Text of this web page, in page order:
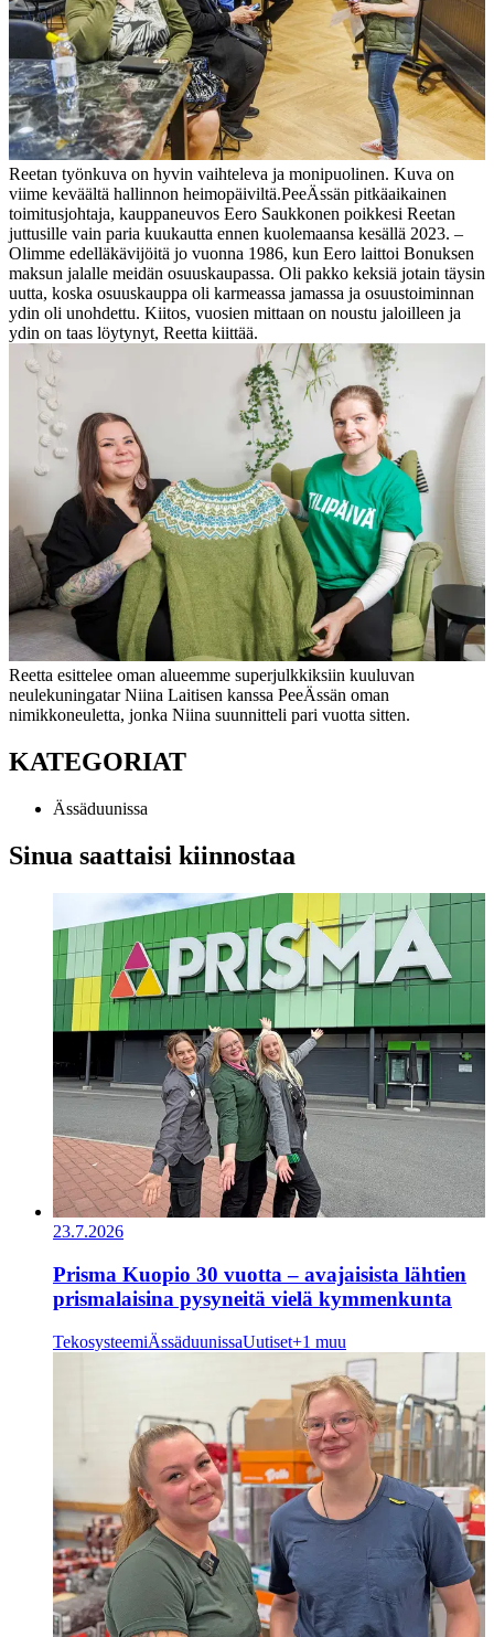
Reetan työnkuva on hyvin vaihteleva ja monipuolinen. Kuva on
viime keväältä hallinnon heimopäiviltä.PeeÄssän pitkäaikainen
toimitusjohtaja, kauppaneuvos Eero Saukkonen poikkesi Reetan
juttusille vain paria kuukautta ennen kuolemaansa kesällä 2023. –
Olimme edelläkävijöitä jo vuonna 1986, kun Eero laittoi Bonuksen
maksun jalalle meidän osuuskaupassa. Oli pakko keksiä jotain täysin
uutta, koska osuuskauppa oli karmeassa jamassa ja osuustoiminnan
ydin oli unohdettu. Kiitos, vuosien mittaan on noustu jaloilleen ja
ydin on taas löytynyt, Reetta kiittää.
Reetta esittelee oman alueemme superjulkkiksiin kuuluvan
neulekuningatar Niina Laitisen kanssa PeeÄssän oman
nimikkoneuletta, jonka Niina suunnitteli pari vuotta sitten.
KATEGORIAT
Ässäduunissa
Sinua saattaisi kiinnostaa
23.7.2026
Prisma Kuopio 30 vuotta – avajaisista lähtien
prismalaisina pysyneitä vielä kymmenkunta
TekosysteemiÄssäduunissaUutiset+1 muu